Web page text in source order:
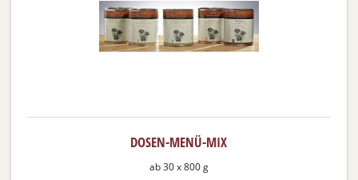
DOSEN-MENÜ-MIX
ab 30 x 800 g